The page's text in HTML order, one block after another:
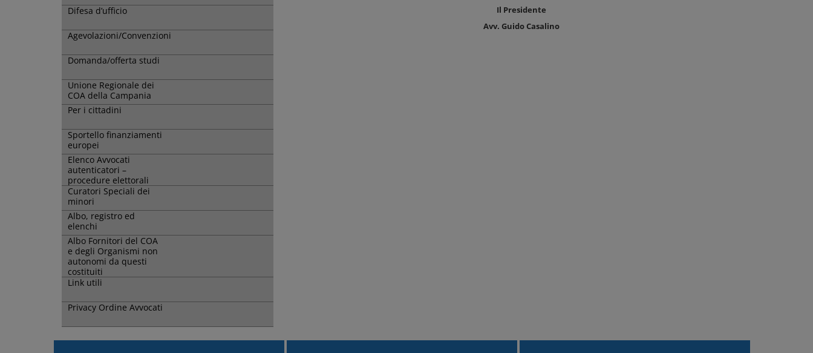
Difesa d’ufficio
Agevolazioni/Convenzioni
Domanda/offerta studi
Unione Regionale dei
COA della Campania
Per i cittadini
Sportello finanziamenti
europei
Elenco Avvocati
autenticatori –
procedure elettorali
Curatori Speciali dei
minori
Albo, registro ed
elenchi
Albo Fornitori del COA
e degli Organismi non
autonomi da questi
costituiti
Link utili
Privacy Ordine Avvocati
Il Presidente
Avv. Guido Casalino